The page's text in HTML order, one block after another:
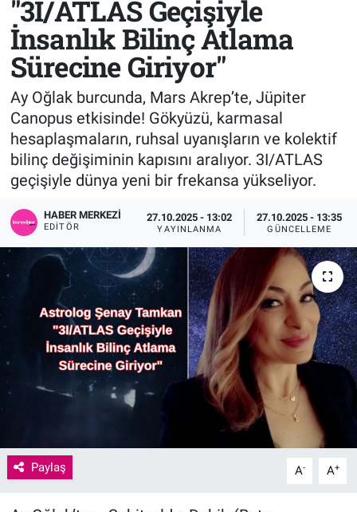
"3I/ATLAS Geçişiyle
İnsanlık Bilinç Atlama
Sürecine Giriyor"
Ay Oğlak burcunda, Mars Akrep’te, Jüpiter
Canopus etkisinde! Gökyüzü, karmasal
hesaplaşmaların, ruhsal uyanışların ve kolektif
bilinç değişiminin kapısını aralıyor. 3I/ATLAS
geçişiyle dünya yeni bir frekansa yükseliyor.
HABER MERKEZI
EDITÖR
27.10.2025 - 13:02
YAYINLANMA
27.10.2025 - 13:35
GÜNCELLEME
Paylaş A- A+
Sağlık
Spor
Teknoloji
Tv Medya
KÜLTÜR SANAT